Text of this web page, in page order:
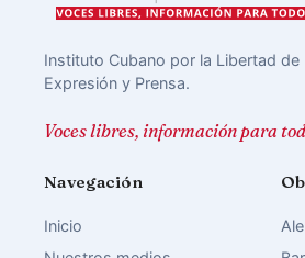
Instituto Cubano por la Libertad de
Expresión y Prensa.
Voces libres, información para
Navegación
Inicio